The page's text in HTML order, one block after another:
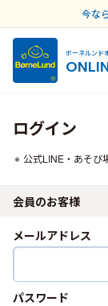
今な
ボーネルンド
ログイン
公式LINE・あそび
会員のお客様
メールアドレス
パスワード